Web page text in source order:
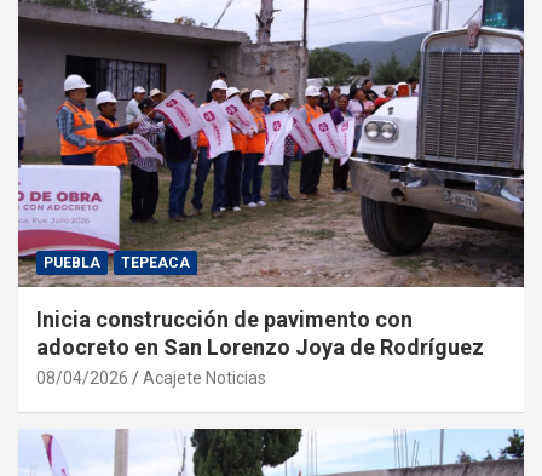
PUEBLA TEPEACA
Inicia construcción de pavimento con
adocreto en San Lorenzo Joya de Rodríguez
08/04/2026 Acajete Noticias